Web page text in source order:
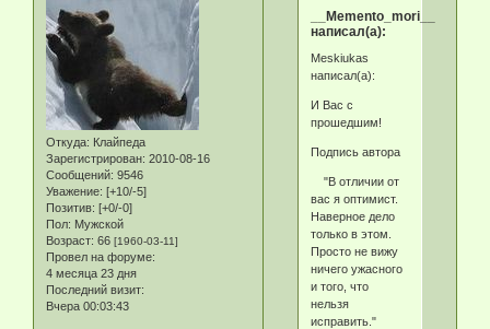
Откуда: Клайпеда
Зарегистрирован: 2010-08-16
Сообщений: 9546
Уважение: [+10/-5]
Позитив: [+0/-0]
Пол: Мужской
Возраст: 66 [1960-03-11]
Провел на форуме:
4 месяца 23 дня
Последний визит:
Вчера 00:03:43
__Memento_mori__
написал(а):
Meskiukas
написал(а):
И Вас с
прошедшим!
Подпись автора
"В отличии от
вас я оптимист.
Наверное дело
только в этом.
Просто не вижу
ничего ужасного
и того, что
нельзя
исправить."